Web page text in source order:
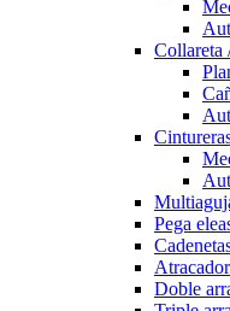
Collareta
Pega
Doble